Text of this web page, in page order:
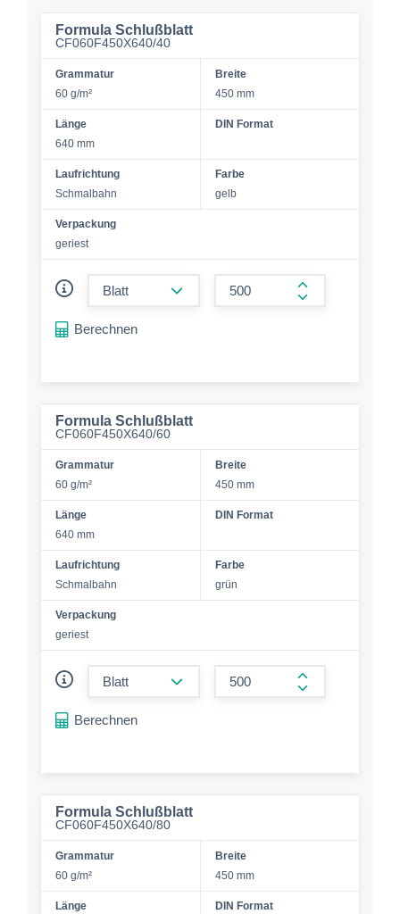
Formula Schlußblatt
CF060F450X640/40
Grammatur
60 g/m²
Breite
450 mm
Länge
640 mm
DIN Format
Laufrichtung
Schmalbahn
Farbe
gelb
Verpackung
geriest
form.increase-
Berechnen
Formula Schlußblatt
CF060F450X640/60
Grammatur
60 g/m²
Breite
450 mm
Länge
640 mm
DIN Format
Laufrichtung
Schmalbahn
Farbe
grün
Verpackung
geriest
form.increase-
Berechnen
Formula Schlußblatt
CF060F450X640/80
Grammatur
60 g/m²
Breite
450 mm
Länge DIN Format